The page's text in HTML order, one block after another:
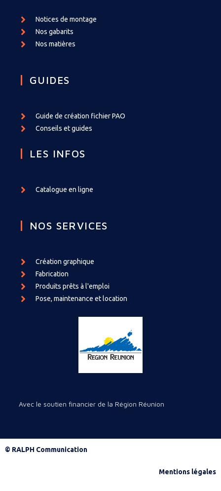
Notices de montage
Nos gabarits
Nos matières
GUIDES
Guide de création fichier PAO
Conseils et guides
LES INFOS
Catalogue en ligne
NOS SERVICES
Création graphique
Fabrication
Produits prêts à l'emploi
Pose, maintenance et location
Avec le soutien financier de la Région Réunion
© RALPH Communication
Mentions légales